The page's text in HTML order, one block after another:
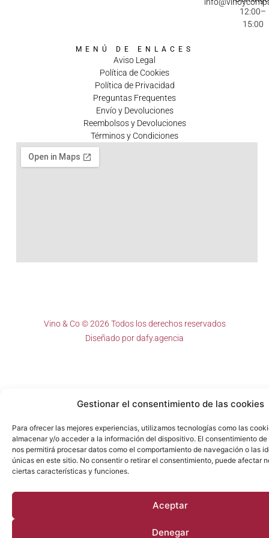
Gestionar el consentimiento de las cookies
Para ofrecer las mejores experiencias, utilizamos tecnologías como las
almacenar y/o acceder a la información del dispositivo. El consentimiento
nos permitirá procesar datos como el comportamiento de navegación o las
únicas en este sitio. No consentir o retirar el consentimiento, puede afectar
ciertas características y funciones.
Aceptar
Denegar
12:00–
15:00
MENÚ DE ENLACES
Aviso Legal
Política de Cookies
Política de Privacidad
Preguntas Frequentes
Envío y Devoluciones
Reembolsos y Devoluciones
Términos y Condiciones
Vino & Co © 2026 Todos los derechos reservados
Diseñado pordafy.agencia